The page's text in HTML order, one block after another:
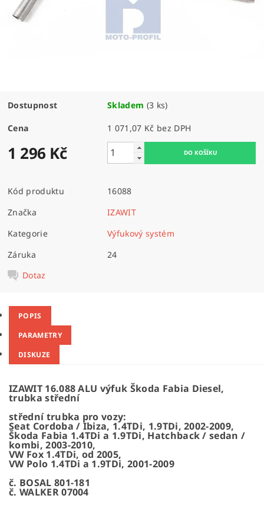
Dostupnost Skladem (3 ks)
Cena 1 071,07 Kč bez DPH
1 296 Kč
Kód produktu
16088
Značka
IZAWIT
Kategorie
Výfukový systém
Záruka
24
Dotaz
POPIS
PARAMETRY
DISKUZE
IZAWIT 16.088 ALU výfuk Škoda Fabia Diesel,
trubka střední
střední trubka pro vozy:
Seat Cordoba / Ibiza, 1.4TDi, 1.9TDi, 2002-2009,
Škoda Fabia 1.4TDi a 1.9TDi, Hatchback / sedan /
kombi, 2003-2010,
VW Fox 1.4TDi, od 2005,
VW Polo 1.4TDi a 1.9TDi, 2001-2009
č. BOSAL 801-181
č. WALKER 07004